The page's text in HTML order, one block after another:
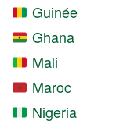
Guinée
Ghana
Mali
Maroc
Nigeria